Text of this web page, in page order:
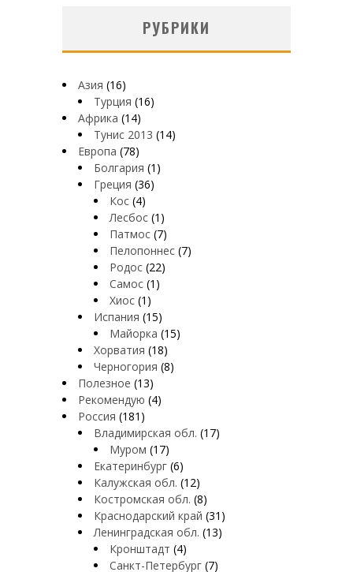
РУБРИКИ
Азия (16)
Турция (16)
Африка (14)
Тунис 2013 (14)
Европа (78)
Болгария (1)
Греция (36)
Кос (4)
Лесбос (1)
Патмос (7)
Пелопоннес (7)
Родос (22)
Самос (1)
Хиос (1)
Испания (15)
Майорка (15)
Хорватия (18)
Черногория (8)
Полезное (13)
Рекомендую (4)
Россия (181)
Владимирская обл. (17)
Муром (17)
Екатеринбург (6)
Калужская обл. (12)
Костромская обл. (8)
Краснодарский край (31)
Ленинградская обл. (13)
Кронштадт (4)
Санкт-Петербург (7)